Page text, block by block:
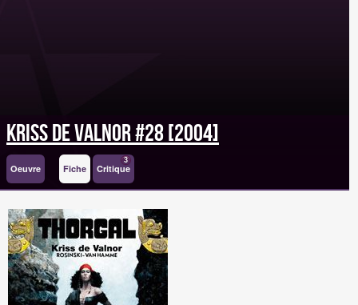
Kriss de Valnor #28 [2004]
Oeuvre Fiche Critique
3